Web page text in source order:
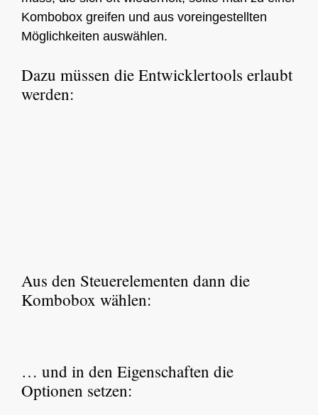
Kombobox greifen und aus voreingestellten
Möglichkeiten auswählen.
Dazu müssen die Entwicklertools erlaubt
werden:
Aus den Steuerelementen dann die
Kombobox wählen:
… und in den Eigenschaften die
Optionen setzen: